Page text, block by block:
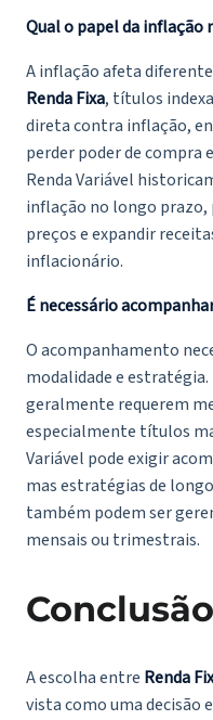
Qual o papel da inflação
A inflação afeta
Renda Fixa, títulos
direta contra inflação,
perder poder de compra
Renda Variável
inflação no longo prazo,
preços e expandir
inflacionário.
É necessário
O acompanhamento
modalidade e
geralmente requerem
especialmente títulos
Variável pode exigir
mas estratégias de
também podem ser
mensais ou trimestrais.
Conclusão
A escolha entre Renda
vista como uma decisão